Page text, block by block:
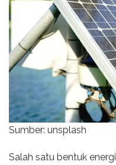
Sumber: unsplash
Salah satu bentuk